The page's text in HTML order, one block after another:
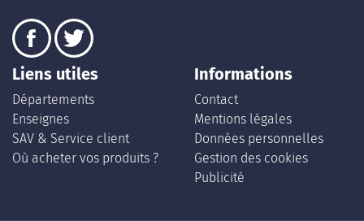
Liens utiles
Départements
Enseignes
SAV & Service client
Où acheter vos produits ?
Informations
Contact
Mentions légales
Données personnelles
Gestion des cookies
Publicité